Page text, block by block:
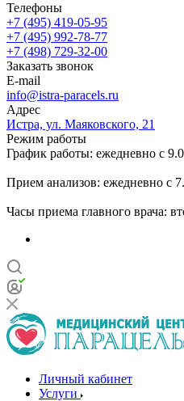
Телефоны
+7 (495) 419-05-95
+7 (495) 992-78-77
+7 (498) 729-32-00
Заказать звонок
E-mail
info@istra-paracels.ru
Адрес
Истра, ул. Маяковского, 21
Режим работы
График работы: ежедневно с
Прием анализов: ежедневно с
Часы приема главного врача:
Личный кабинет
Услуги